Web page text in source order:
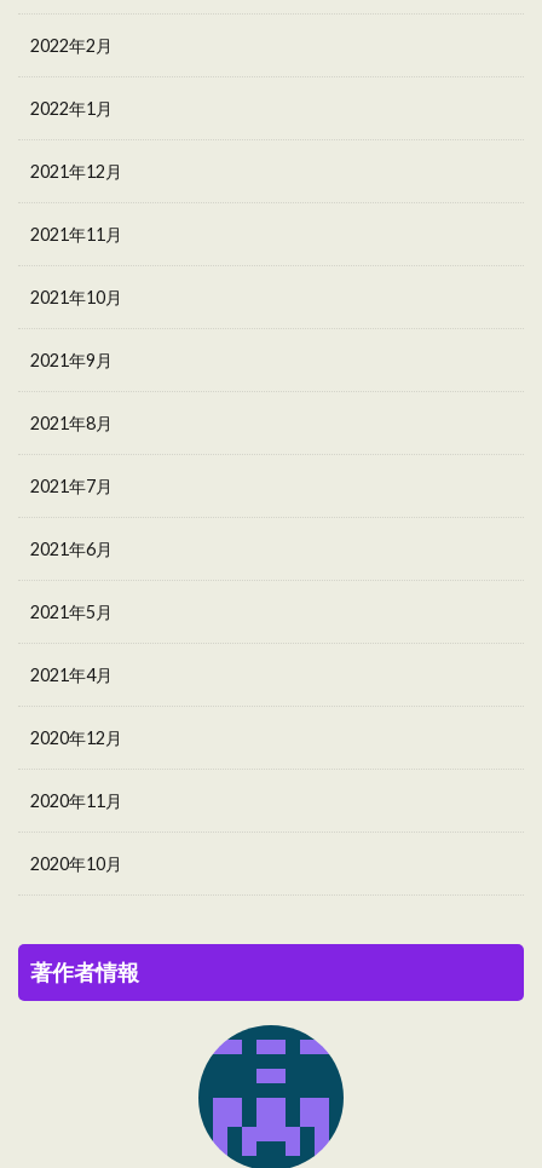
2022年2月
2022年1月
2021年12月
2021年11月
2021年10月
2021年9月
2021年8月
2021年7月
2021年6月
2021年5月
2021年4月
2020年12月
2020年11月
2020年10月
著作者情報